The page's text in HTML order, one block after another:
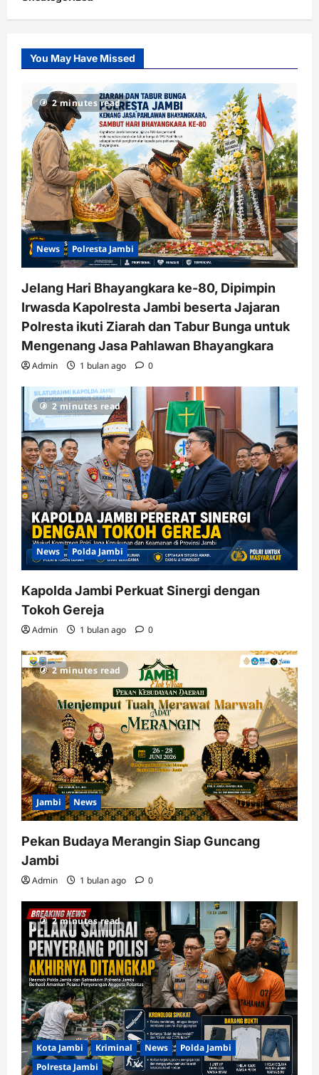
You May Have Missed
2 minutes read
News Polresta Jambi
Jelang Hari Bhayangkara ke-80, Dipimpin
Irwasda Kapolresta Jambi beserta Jajaran
Polresta ikuti Ziarah dan Tabur Bunga untuk
Mengenang Jasa Pahlawan Bhayangkara
Admin 1 bulan ago 0
2 minutes read
News Polda Jambi
Kapolda Jambi Perkuat Sinergi dengan
Tokoh Gereja
Admin 1 bulan ago 0
2 minutes read
Jambi News
Pekan Budaya Merangin Siap Guncang
Jambi
Admin 1 bulan ago 0
2 minutes read
Kota Jambi Kriminal News
Polda Jambi
Polresta Jambi